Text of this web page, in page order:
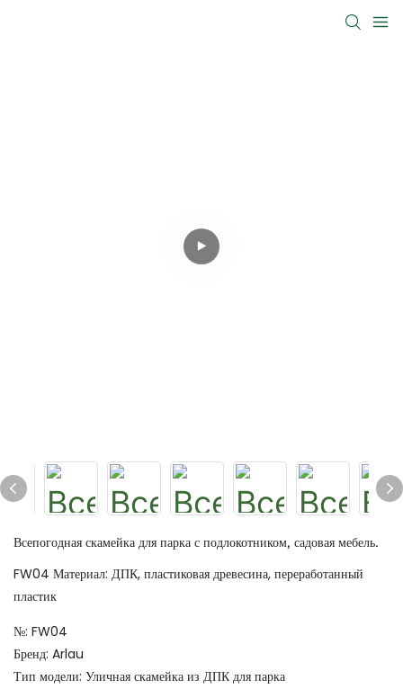
Всепогодная скамейка для парка с подлокотником, садовая мебель.
FW04 Материал: ДПК, пластиковая древесина, переработанный
пластик
№: FW04
Бренд: Arlau
Тип модели: Уличная скамейка из ДПК для парка